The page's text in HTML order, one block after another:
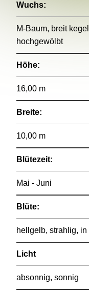
Wuchs:
M-Baum, breit
hochgewölbt
Höhe:
16,00 m
Breite:
10,00 m
Blütezeit:
Mai - Juni
Blüte:
hellgelb, strahlig,
Licht
absonnig, sonnig